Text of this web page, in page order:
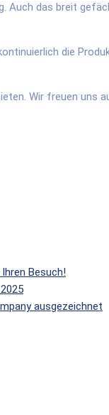
Auch das breit
die
Wir freuen uns
Besuch!
ausgezeichnet